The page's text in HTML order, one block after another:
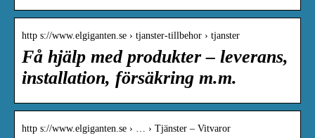
http s://www.elgiganten.se › tjanster-tillbehor › tjanster
Få hjälp med produkter – leverans,
installation, försäkring m.m.
http s://www.elgiganten.se › … › Tjänster – Vitvaror